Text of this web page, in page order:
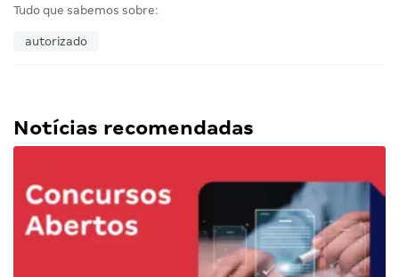
Tudo que sabemos sobre:
autorizado
Notícias recomendadas